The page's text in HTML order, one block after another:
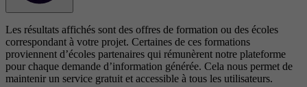
Les résultats affichés sont des offres de formation ou des écoles
correspondant à votre projet. Certaines de ces formations
proviennent d’écoles partenaires qui rémunèrent notre plateforme
pour chaque demande d’information générée. Cela nous permet de
maintenir un service gratuit et accessible à tous les utilisateurs.